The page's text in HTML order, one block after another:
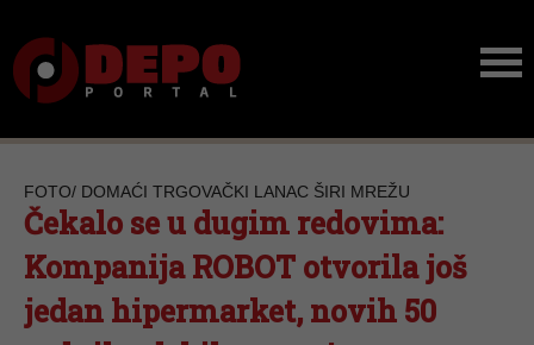
FOTO/ DOMAĆI TRGOVAČKI LANAC ŠIRI MREŽU
Čekalo se u dugim redovima:
Kompanija ROBOT otvorila još
jedan hipermarket, novih 50